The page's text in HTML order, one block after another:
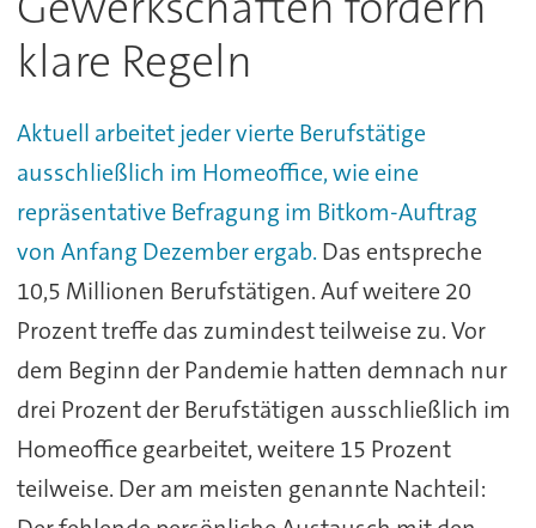
klare Regeln
Aktuell arbeitet jeder vierte Berufstätige
ausschließlich im Homeoffice, wie eine
repräsentative Befragung im Bitkom-Auftrag
von Anfang Dezember ergab. Das entspreche
10,5 Millionen Berufstätigen. Auf weitere 20
Prozent treffe das zumindest teilweise zu. Vor
dem Beginn der Pandemie hatten demnach nur
drei Prozent der Berufstätigen ausschließlich im
Homeoffice gearbeitet, weitere 15 Prozent
teilweise. Der am meisten genannte Nachteil: